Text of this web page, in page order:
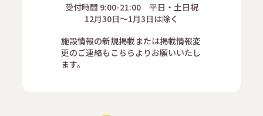
受付時間 9:00-21:00 平日・土日祝
12月30日～1月3日は除く
施設情報の新規掲載または掲載情報変
更のご連絡もこちらよりお願いいたし
ます。